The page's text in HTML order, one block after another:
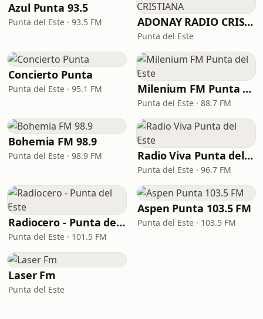
Azul Punta 93.5
Punta del Este · 93.5 FM ADONAY RADIO CRISTIANA
Punta del Este
Concierto Punta
Punta del Este · 95.1 FM Milenium FM Punta del Este
Punta del Este · 88.7 FM
Bohemia FM 98.9
Punta del Este · 98.9 FM Radio Viva Punta del Este
Punta del Este · 96.7 FM
Radiocero - Punta del Este
Punta del Este · 101.5 FM
Aspen Punta 103.5 FM
Punta del Este · 103.5 FM
Laser Fm
Punta del Este